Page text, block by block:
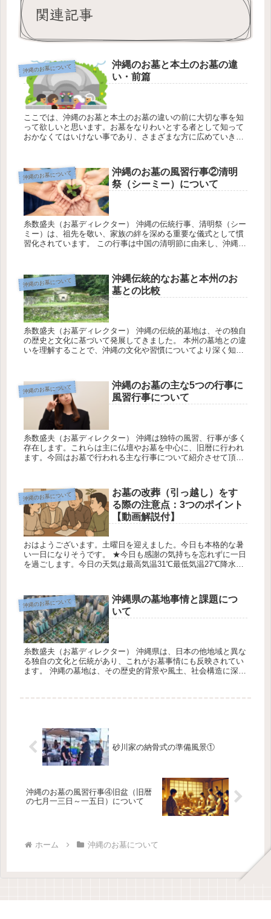
関連記事
沖縄のお墓について
沖縄のお墓と本土のお墓の違
い・前篇
ここでは、沖縄のお墓と本土のお墓の違いの前に大切な事を知
って欲しいと思います。お墓をなりわいとする者として知って
おかなくてはいけない事であり、さまざまな方に広めていきた
沖縄のお墓について
沖縄のお墓の風習行事②清明
祭（シーミー）について
糸数盛夫（お墓ディレクター） 沖縄の伝統行事、清明祭（シー
ミー）は、祖先を敬い、家族の絆を深める重要な儀式として慣
習化されています。 この行事は中国の清明節に由来し、沖縄独
沖縄のお墓について
沖縄伝統的なお墓と本州のお
墓との比較
糸数盛夫（お墓ディレクター） 沖縄の伝統的墓地は、その独自
の歴史と文化に基づいて発展してきました。 本州の墓地との違
いを理解することで、沖縄の文化や習慣についてより深く知る
沖縄のお墓について
沖縄のお墓の主な5つの行事に
風習行事について
糸数盛夫（お墓ディレクター） 沖縄は独特の風習、行事が多く
存在します。これらは主に仏壇やお墓を中心に、旧暦に行われ
ます。今回はお墓で行われる主な行事について紹介させて頂き
沖縄のお墓について
お墓の改葬（引っ越し）をす
る際の注意点：3つのポイント
【動画解説付】
おはようございます。土曜日を迎えました。今日も本格的な暑
い一日になりそうです。 ★今日も感謝の気持ちを忘れずに一日
を過ごします。今日の天気は最高気温31℃最低気温27℃降水確
沖縄のお墓について
沖縄県の墓地事情と課題につ
いて
糸数盛夫（お墓ディレクター） 沖縄県は、日本の他地域と異な
る独自の文化と伝統があり、これがお墓事情にも反映されてい
ます。 沖縄の墓地は、その歴史的背景や風土、社会構造に深く
砂川家の納骨式の準備風景①
沖縄のお墓の風習行事④旧盆（旧暦
の七月一三日～一五日）について
ホーム 沖縄のお墓について